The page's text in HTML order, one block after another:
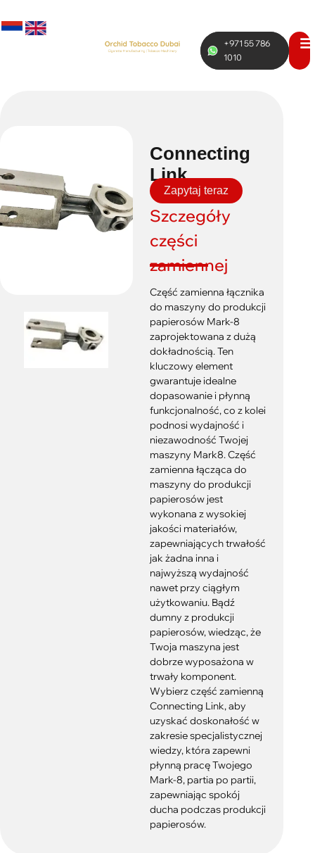
+971 55 786
1010
Connecting
Link
Zapytaj teraz
Szczegóły
części
zamiennej
Część zamienna łącznika
do maszyny do produkcji
papierosów Mark-8
zaprojektowana z dużą
dokładnością. Ten
kluczowy element
gwarantuje idealne
dopasowanie i płynną
funkcjonalność, co z kolei
podnosi wydajność i
niezawodność Twojej
maszyny Mark8. Część
zamienna łącząca do
maszyny do produkcji
papierosów jest
wykonana z wysokiej
jakości materiałów,
zapewniających trwałość
jak żadna inna i
najwyższą wydajność
nawet przy ciągłym
użytkowaniu. Bądź
dumny z produkcji
papierosów, wiedząc, że
Twoja maszyna jest
dobrze wyposażona w
trwały komponent.
Wybierz część zamienną
Connecting Link, aby
uzyskać doskonałość w
zakresie specjalistycznej
wiedzy, która zapewni
płynną pracę Twojego
Mark-8, partia po partii,
zapewniając spokój
ducha podczas produkcji
papierosów.